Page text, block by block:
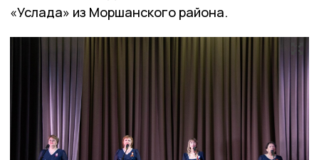
«Услада» из Моршанского района.